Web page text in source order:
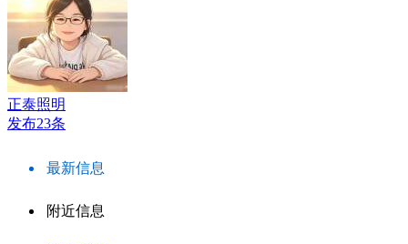
正泰照明
发布23条
最新信息
附近信息